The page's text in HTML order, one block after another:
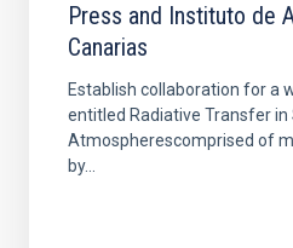
Press and Instituto de
Canarias
Establish collaboration for a
entitled Radiative Transfer
Atmospherescomprised of
by...